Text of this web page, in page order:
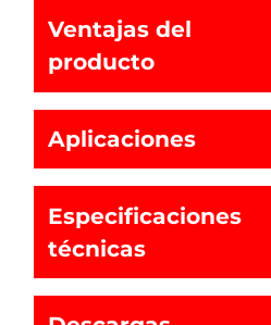
Ventajas del
producto
Aplicaciones
Especificaciones
técnicas